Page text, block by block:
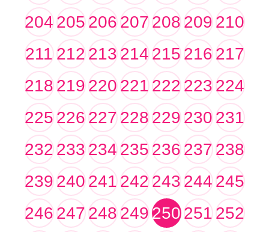
204205206207208209210
211212213214215216217
218219220221222223224
225226227228229230231
232233234235236237238
239240241242243244245
246247248249250251252